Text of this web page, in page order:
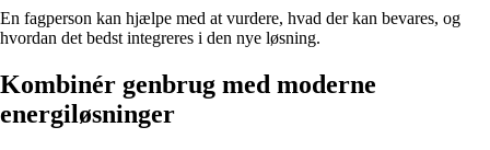
En fagperson kan hjælpe med at vurdere, hvad der kan bevares, og
hvordan det bedst integreres i den nye løsning.
Kombinér genbrug med moderne
energiløsninger